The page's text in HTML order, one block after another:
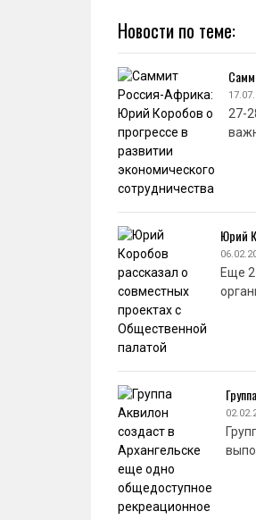
Новости по теме:
27-
Юрий
Еще